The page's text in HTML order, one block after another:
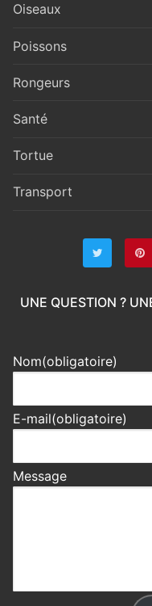
Oiseaux
Poissons
Rongeurs
Santé
Tortue
Transport
UNE QUESTION ?
Nom(obligatoire)
E-mail(obligatoire)
Message